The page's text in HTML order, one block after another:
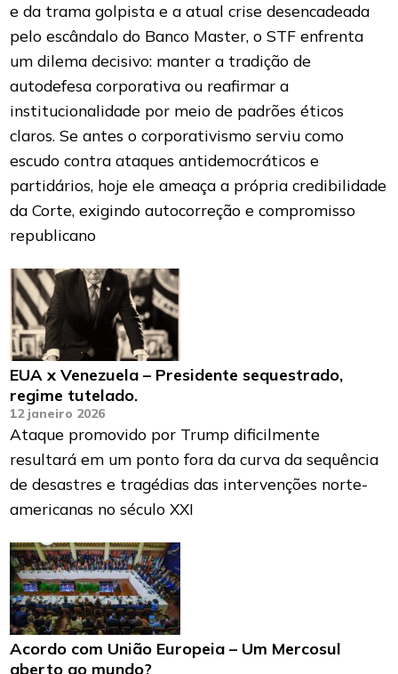
e da trama golpista e a atual crise desencadeada
pelo escândalo do Banco Master, o STF enfrenta
um dilema decisivo: manter a tradição de
autodefesa corporativa ou reafirmar a
institucionalidade por meio de padrões éticos
claros. Se antes o corporativismo serviu como
escudo contra ataques antidemocráticos e
partidários, hoje ele ameaça a própria credibilidade
da Corte, exigindo autocorreção e compromisso
republicano
EUA x Venezuela – Presidente sequestrado,
regime tutelado.
12 janeiro 2026
Ataque promovido por Trump dificilmente
resultará em um ponto fora da curva da sequência
de desastres e tragédias das intervenções norte-
americanas no século XXI
Acordo com União Europeia – Um Mercosul
aberto ao mundo?